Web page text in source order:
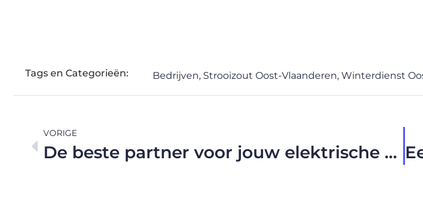
Tags en Categorieën: Bedrijven, Strooizout Oost-Vlaanderen, Winterdienst
VORIGE
De beste partner voor jouw elektrische materialen